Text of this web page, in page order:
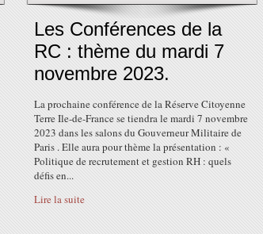
Les Conférences de la
RC : thème du mardi 7
novembre 2023.
La prochaine conférence de la Réserve Citoyenne
Terre Ile-de-France se tiendra le mardi 7 novembre
2023 dans les salons du Gouverneur Militaire de
Paris . Elle aura pour thème la présentation : «
Politique de recrutement et gestion RH : quels
défis en...
Lire la suite